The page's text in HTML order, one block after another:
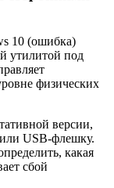
10 (ошибка)
утилитой под
физических
версии,
USB-флешку.
какая
сбой